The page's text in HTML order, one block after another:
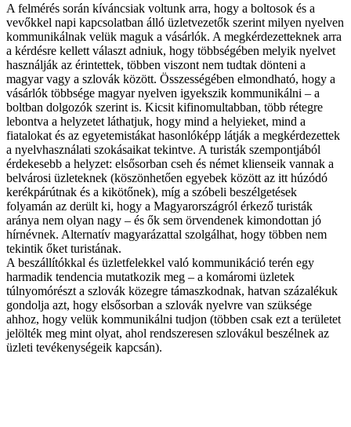
A felmérés során kíváncsiak voltunk arra, hogy a boltosok és a
vevőkkel napi kapcsolatban álló üzletvezetők szerint milyen nyelven
kommunikálnak velük maguk a vásárlók. A megkérdezetteknek arra
a kérdésre kellett választ adniuk, hogy többségében melyik nyelvet
használják az érintettek, többen viszont nem tudtak dönteni a
magyar vagy a szlovák között. Összességében elmondható, hogy a
vásárlók többsége magyar nyelven igyekszik kommunikálni – a
boltban dolgozók szerint is. Kicsit kifinomultabban, több rétegre
lebontva a helyzetet láthatjuk, hogy mind a helyieket, mind a
fiatalokat és az egyetemistákat hasonlóképp látják a megkérdezettek
a nyelvhasználati szokásaikat tekintve. A turisták szempontjából
érdekesebb a helyzet: elsősorban cseh és német klienseik vannak a
belvárosi üzleteknek (köszönhetően egyebek között az itt húzódó
kerékpárútnak és a kikötőnek), míg a szóbeli beszélgetések
folyamán az derült ki, hogy a Magyarországról érkező turisták
aránya nem olyan nagy – és ők sem örvendenek kimondottan jó
hírnévnek. Alternatív magyarázattal szolgálhat, hogy többen nem
tekintik őket turistának.
A beszállítókkal és üzletfelekkel való kommunikáció terén egy
harmadik tendencia mutatkozik meg – a komáromi üzletek
túlnyomórészt a szlovák közegre támaszkodnak, hatvan százalékuk
gondolja azt, hogy elsősorban a szlovák nyelvre van szüksége
ahhoz, hogy velük kommunikálni tudjon (többen csak ezt a területet
jelölték meg mint olyat, ahol rendszeresen szlovákul beszélnek az
üzleti tevékenységeik kapcsán).